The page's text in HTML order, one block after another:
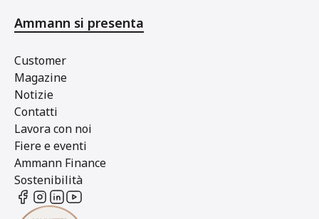
Ammann si presenta
Customer
Magazine
Notizie
Contatti
Lavora con noi
Fiere e eventi
Ammann Finance
Sostenibilità